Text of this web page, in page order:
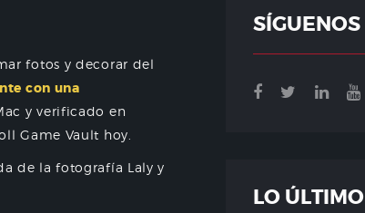
fotos y decorar del
con una
y verificado en
Game Vault hoy.
de la fotografía Laly y
SÍGUENOS
LO ÚLTIMO